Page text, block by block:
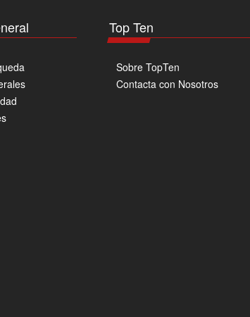
página
de
Top Ten
Sobre TopTen
Contacta con Nosotros